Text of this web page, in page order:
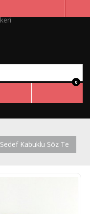
0
Sedef Kabuklu Söz Te